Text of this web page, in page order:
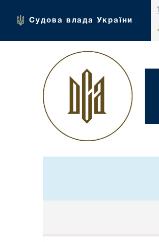
Судова влада України